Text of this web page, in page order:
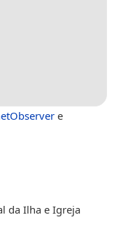
e
da Ilha e Igreja